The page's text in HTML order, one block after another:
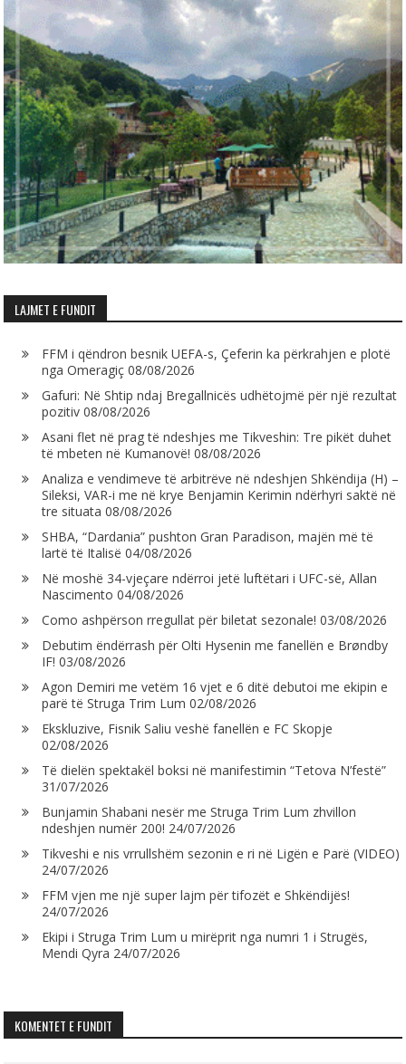
LAJMET E FUNDIT
FFM i qëndron besnik UEFA-s, Çeferin ka përkrahjen e plotë
nga Omeragiç 08/08/2026
Gafuri: Në Shtip ndaj Bregallnicës udhëtojmë për një rezultat
pozitiv 08/08/2026
Asani flet në prag të ndeshjes me Tikveshin: Tre pikët duhet
të mbeten në Kumanovë! 08/08/2026
Analiza e vendimeve të arbitrëve në ndeshjen Shkëndija (H) –
Sileksi, VAR-i me në krye Benjamin Kerimin ndërhyri saktë në
tre situata 08/08/2026
SHBA, “Dardania” pushton Gran Paradison, majën më të
lartë të Italisë 04/08/2026
Në moshë 34-vjeçare ndërroi jetë luftëtari i UFC-së, Allan
Nascimento 04/08/2026
Como ashpërson rregullat për biletat sezonale! 03/08/2026
Debutim ëndërrash për Olti Hysenin me fanellën e Brøndby
IF! 03/08/2026
Agon Demiri me vetëm 16 vjet e 6 ditë debutoi me ekipin e
parë të Struga Trim Lum 02/08/2026
Ekskluzive, Fisnik Saliu veshë fanellën e FC Skopje
02/08/2026
Të dielën spektakël boksi në manifestimin “Tetova N’festë”
31/07/2026
Bunjamin Shabani nesër me Struga Trim Lum zhvillon
ndeshjen numër 200! 24/07/2026
Tikveshi e nis vrrullshëm sezonin e ri në Ligën e Parë (VIDEO)
24/07/2026
FFM vjen me një super lajm për tifozët e Shkëndijës!
24/07/2026
Ekipi i Struga Trim Lum u mirëprit nga numri 1 i Strugës,
Mendi Qyra 24/07/2026
KOMENTET E FUNDIT